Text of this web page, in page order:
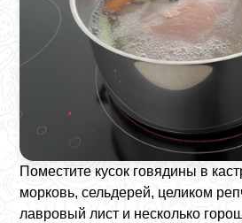
Поместите кусок говядины в
морковь, сельдерей, целиком
лавровый лист и несколько